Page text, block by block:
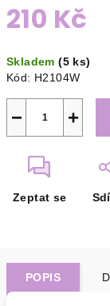
210 Kč
cena:
Skladem(5 ks)
Kód: H2104W
+
−
Zeptat se
POPIS